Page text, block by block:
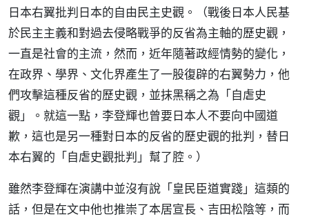
日本右翼批判日本的自由民主史觀。（戰後日本人民基
於民主主義和對過去侵略戰爭的反省為主軸的歷史觀，
一直是社會的主流，然而，近年隨著政經情勢的變化，
在政界、學界、文化界產生了一股復辟的右翼勢力，他
們攻擊這種反省的歷史觀，並抹黑稱之為「自虐史
觀」。就這一點，李登輝也曾要日本人不要向中國道
歉，這也是另一種對日本的反省的歷史觀的批判，替日
本右翼的「自虐史觀批判」幫了腔。）
雖然李登輝在演講中並沒有說「皇民臣道實踐」這類的
話，但是在文中他也推崇了本居宣長、吉田松陰等，而